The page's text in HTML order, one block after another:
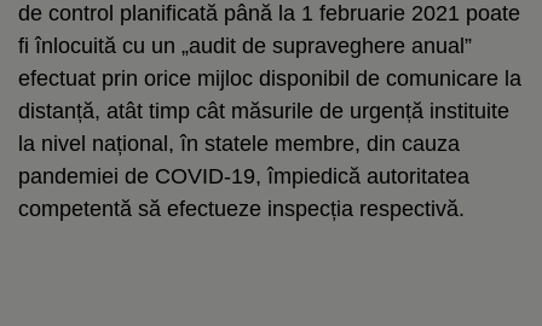
de control planificată până la 1 februarie 2021 poate
fi înlocuită cu un „audit de supraveghere anual”
efectuat prin orice mijloc disponibil de comunicare la
distanță, atât timp cât măsurile de urgență instituite
la nivel național, în statele membre, din cauza
pandemiei de COVID-19, împiedică autoritatea
competentă să efectueze inspecția respectivă.